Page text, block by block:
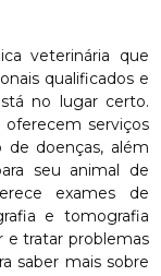
veterinária que
qualificados e
no lugar certo.
serviços
de doenças, além
seu animal de
exames de
e tomografia
e tratar problemas
saber mais sobre